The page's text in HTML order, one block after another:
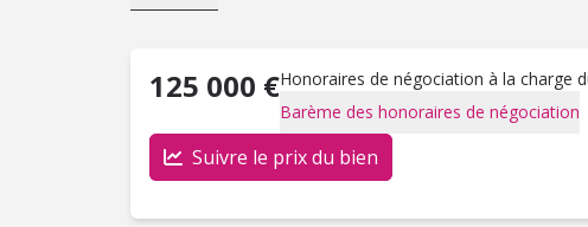
125 000 €Honoraires de négociation à la charge
Barème des honoraires de négociation
Suivre le prix du bien